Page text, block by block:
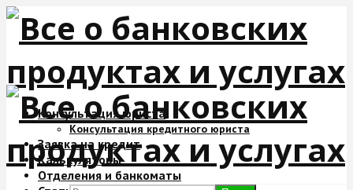
Консультация юриста
Консультация кредитного юриста
Заявка на кредит
Калькуляторы
Отделения и банкоматы